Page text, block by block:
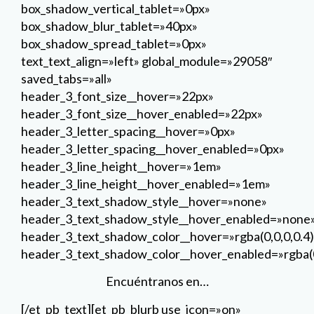
header_3_line_height__hover=»1em»
header_3_line_height__hover_enabled=»1em»
header_3_text_shadow_style__hover=»none»
Encuéntranos en…
[/et_pb_text][et_pb_blurb use_icon=»on»
font_icon=»%%122%%» icon_placement=»left»
disabled_on=»on|off|off»
_builder_version=»3.29.3″
body_font=»Montserrat|600|||||||»
body_font_size=»13px»
body_line_height=»2.4em»
custom_margin=»||5%» global_module=»29059″